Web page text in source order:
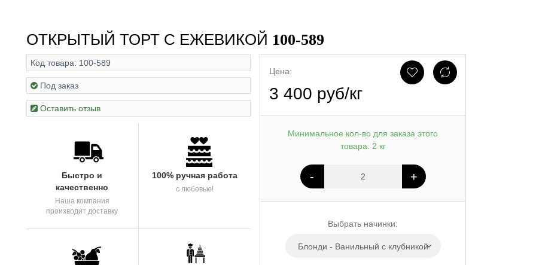
ОТКРЫТЫЙ ТОРТ С ЕЖЕВИКОЙ 100-589
Код товара: 100-589
Под заказ
Оставить отзыв
Быстро и
качественно
Наша компания
производит доставку
100% ручная работа
с любовью!
Цена:
3 400 руб/кг
Минимальное кол-во для заказа этого
товара: 2 кг
- +
Выбрать начинки:
Блонди - Ванильный с клубникой